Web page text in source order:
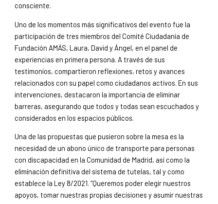
consciente.
Uno de los momentos más significativos del evento fue la
participación de tres miembros del Comité Ciudadanía de
Fundación AMÁS, Laura, David y Ángel, en el panel de
experiencias en primera persona. A través de sus
testimonios, compartieron reflexiones, retos y avances
relacionados con su papel como ciudadanos activos. En sus
intervenciones, destacaron la importancia de eliminar
barreras, asegurando que todos y todas sean escuchados y
considerados en los espacios públicos.
Una de las propuestas que pusieron sobre la mesa es la
necesidad de un abono único de transporte para personas
con discapacidad en la Comunidad de Madrid, así como la
eliminación definitiva del sistema de tutelas, tal y como
establece la Ley 8/2021. “Queremos poder elegir nuestros
apoyos, tomar nuestras propias decisiones y asumir nuestras